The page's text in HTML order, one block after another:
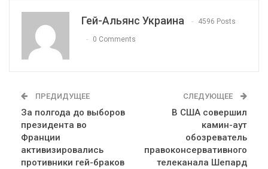
Гей-Альянс Украина 4596 Posts
0 Comments
ПРЕДИДУЩЕЕ
За полгода до выборов
президента во
Франции
активизировались
противники гей-браков
СЛЕДУЮЩЕЕ
В США совершил
камин-аут
обозреватель
правоконсервативного
телеканала Шепард